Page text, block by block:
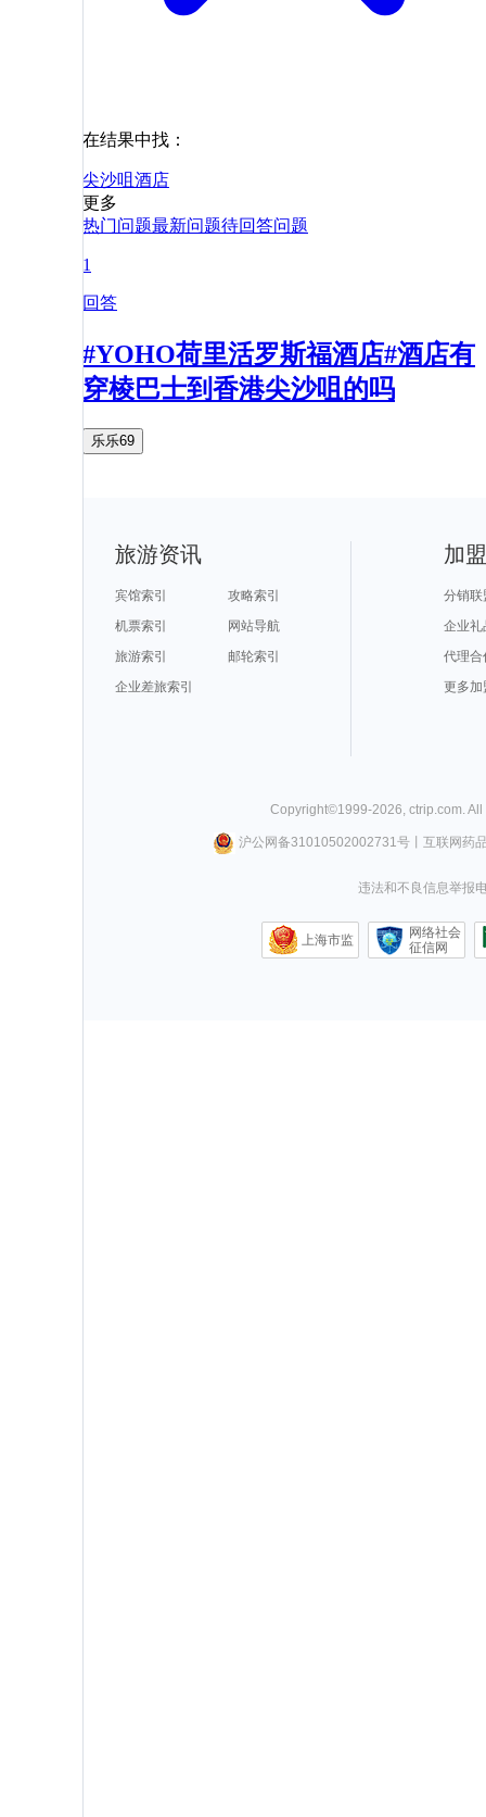
在结果中找：
尖沙咀 酒店
更多
热门问题最新问题待回答问题
1
回答
#YOHO荷里活罗斯福酒店#酒店有
穿棱巴士到香港尖沙咀的吗
乐乐69
旅游资讯
宾馆索引
攻略索引
机票索引
网站导航
旅游索引
邮轮索引
企业差旅索引
加
分销联
企业礼
代理合
更多加
Copyright©1999-2026 ctrip.com .
沪公网备31010502002731号丨 互联网药
违法和不良信息举报
上海市监
网络社会
征信网